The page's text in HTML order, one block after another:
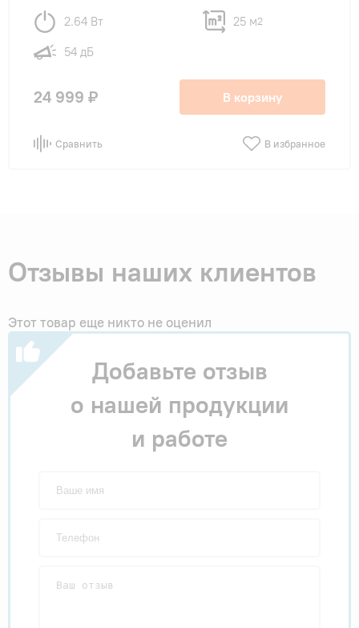
2.64 Вт 25 м2
54 дБ
24 999 ₽ В корзину
Сравнить В избранное
Отзывы наших клиентов
Этот товар еще никто не оценил
Добавьте отзыв
о нашей продукции
и работе